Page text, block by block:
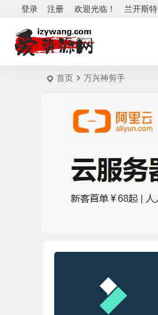
欢迎光临！
登录 注册 兰开斯特
首页 万兴神剪手